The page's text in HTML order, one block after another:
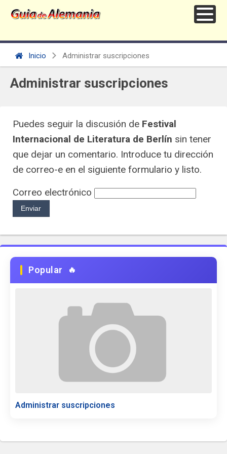
Inicio Administrar suscripciones
Administrar suscripciones
Puedes seguir la discusión de Festival
Internacional de Literatura de Berlín sin tener
que dejar un comentario. Introduce tu dirección
de correo-e en el siguiente formulario y listo.
Correo electrónico
Popular
Administrar suscripciones